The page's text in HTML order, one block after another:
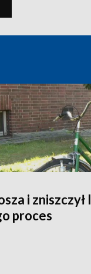
i zniszczył
proces